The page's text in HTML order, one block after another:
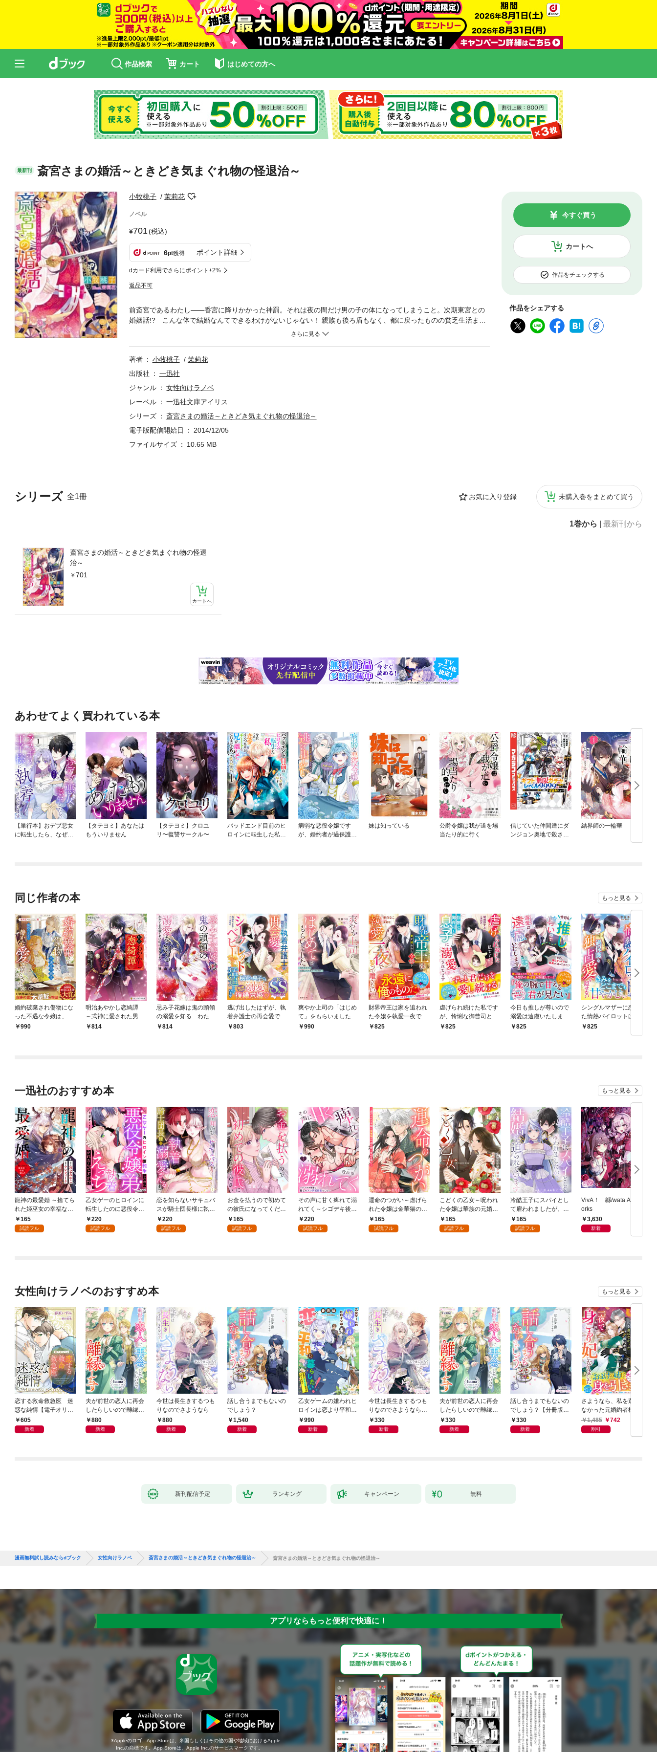
作品検索 カート はじめての方へ
最新刊 斎宮さまの婚活～ときどき気まぐれ物の怪退治～
小牧桃子 茉莉花
ノベル
701(税込)
6pt獲得 ポイント詳細
dカード利用でさらにポイント+2%
返品不可
カートへ
今すぐ買う
作品をチェックする
作品をシェアする
シリーズ 全1冊 お気に入り登録 未購入巻をまとめて買う
1巻から 最新刊から
斎宮さまの婚活～ときどき気まぐれ物の怪退
治～
701
カートへ
前斎宮であるわたし――香宮に降りかかった神罰。それは夜の間だけ男の子の体になってしまうこと。次期東宮との
婚姻話!? こんな体で結婚なんてできるわけがないじゃない！ 親族も後ろ盾もなく、都に戻ったものの貧乏生活まっ
しぐら＆新たな婚姻話に追い詰められたわたしは、ワケありの公達・左近少将を頼ることにしたのだけど……。 交換
著者 小牧桃子
茉莉花
出版社
一迅社
ジャンル
女性向けラノベ
レーベル
一迅社文庫アイリス
シリーズ
斎宮さまの婚活～ときどき気まぐれ物の怪退治～
電子版配信開始日
2014/12/05
ファイルサイズ
10.65 MB
あわせてよく買われている本
【単行本】おデブ悪女
に転生したら、なぜか
【タテヨミ】あなたは
もういりません
【タテヨミ】クロユ
リ〜復讐サークル〜
バッドエンド目前のヒ
ロインに転生した私、
病弱な悪役令嬢です
が、婚約者が過保護す
妹は知っている
公爵令嬢は我が道を場
当たり的に行く
信じていた仲間達にダ
ンジョン奥地で殺され
結界師の一輪華
同じ作者の本 もっと見る
婚約破棄され傷物にな
った不遇な令嬢は、隣
国の王子の静かな愛で
990
明治あやかし恋綺譚
～式神に愛された男装
令嬢～
814
忌み子花嫁は鬼の頭領
の溺愛を知る わたし
を「殺した」のは、鬼
814
逃げ出したはずが、執
着弁護士の再会愛でシ
ークレットベビーとと
803
爽やか上司の「はじめ
て」をもらいました
攻め系女子は完璧上司
990
財界帝王は家を追われ
た令嬢を執愛一夜で娶
って離さない【SS付
825
虐げられ続けた私です
が、怜悧な御曹司と息
子に溺愛されてます
825
今日も推しが尊いので
溺愛は遠慮いたしま
す！～なのに推しそっ
825
シングルマザーに恋し
た情熱パイロットは、
過保護な独占愛を隠せ
825
一迅社のおすすめ本 もっと見る
龍神の最愛婚 ～捨てら
れた姫巫女の幸福な嫁
入り～: 1
165
試読フル
乙女ゲーのヒロインに
転生したのに悪役令嬢
の弟（攻略対象外）に
執着えっちされるんで
220
試読フル
恋を知らないサキュバ
スが騎士団長様に執着
溺愛されるまで: 1
220
試読フル
お金を払うので初めて
の彼氏になってくださ
い: 1
165
試読フル
その声に甘く痺れて溺
れてく～シゴデキ後輩
は推しのメロ声配信者
でした～: 1
220
試読フル
運命のつがい～虐げら
れた令嬢は金華猫の一
途な愛で幸せを掴む～:
1
165
試読フル
こどくの乙女～呪われ
た令嬢は華族の元婚約
者に溺愛される～: 1
165
試読フル
冷酷王子にスパイとし
て雇われましたが、結
婚を迫られています: 1
165
試読フル
VivA！ 緜/wata Art W
orks
3,630
新着
女性向けラノベのおすすめ本 もっと見る
恋する救命救急医 迷
惑な純情【電子オリジ
ナル】
605
新着
夫が前世の恋人に再会
したらしいので離縁し
ます880
新着
今世は長生きするつも
りなのでさようなら
880
新着
話し合うまでもないの
でしょう？
1,540
新着
乙女ゲームの嫌われヒ
ロインは恋より平和に
暮らしたい！（なのに
攻略対象たちがついて
990
新着
今世は長生きするつも
りなのでさようなら
【分冊版】1
330
新着
夫が前世の恋人に再会
したらしいので離縁し
ます【分冊版】1
330
新着
話し合うまでもないの
でしょう？【分冊版】
1 330
新着
さようなら、私を選ば
なかった元婚約者様。
一夜で大国君主の身ご
もり妃になりました
【電子限定SS付き】
1,485 742
割引
新刊配信予定 ランキング キャンペーン 無料
漫画無料試し読みならdブック 女性向けラノベ 斎宮さまの婚活～ときどき気まぐれ物の怪退治～ 斎宮さまの婚活～ときどき気まぐれ物の怪退治～
アプリならもっと便利で快適に！
Appleのロゴ、App Storeは、米国もしくはその他の国や地域におけるApple
Inc.の商標です。App Storeは、Apple Inc.のサービスマークです。